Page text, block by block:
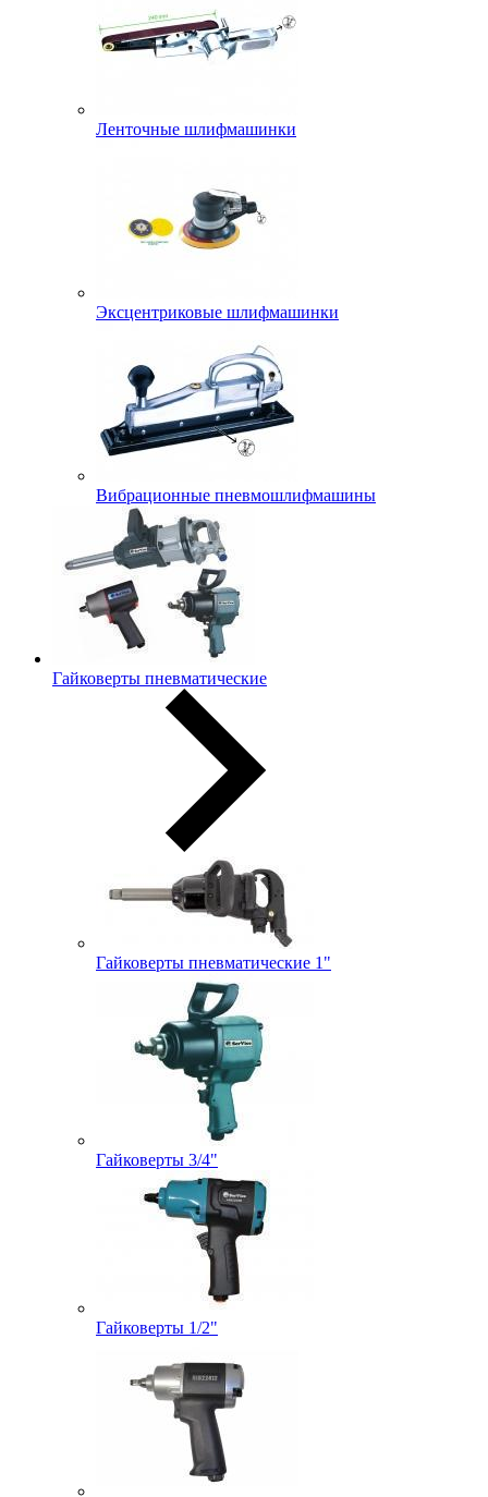
Ленточные шлифмашинки
Эксцентриковые шлифмашинки
Вибрационные пневмошлифмашины
Гайковерты пневматические
Гайковерты пневматические 1"
Гайковерты 3/4"
Гайковерты 1/2"